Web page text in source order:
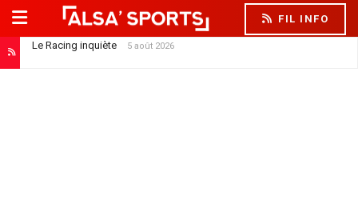
FIL INFO
Le Racing inquiète 5 août 2026